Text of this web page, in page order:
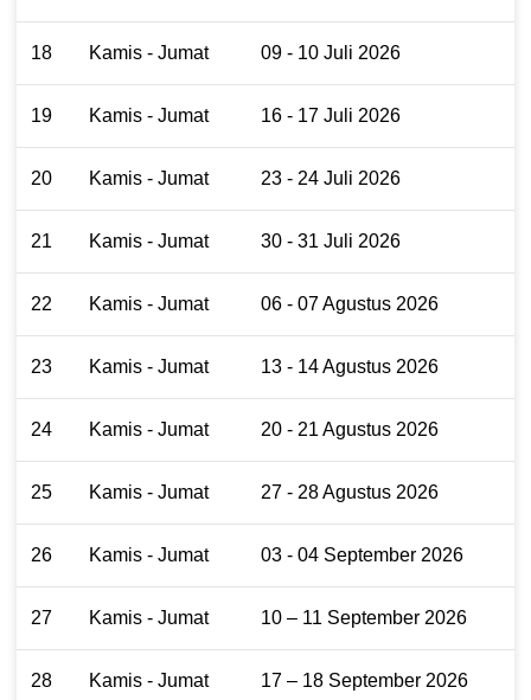
18 Kamis - Jumat 09 - 10 Juli 2026
19 Kamis - Jumat 16 - 17 Juli 2026
20 Kamis - Jumat 23 - 24 Juli 2026
21 Kamis - Jumat 30 - 31 Juli 2026
22 Kamis - Jumat 06 - 07 Agustus 2026
23 Kamis - Jumat 13 - 14 Agustus 2026
24 Kamis - Jumat 20 - 21 Agustus 2026
25 Kamis - Jumat 27 - 28 Agustus 2026
26 Kamis - Jumat 03 - 04 September 2026
27 Kamis - Jumat 10 – 11 September 2026
28 Kamis - Jumat 17 – 18 September 2026